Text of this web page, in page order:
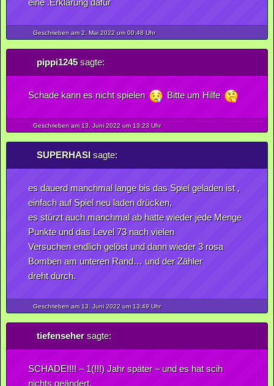
eine .Erklärung dafür
Geschrieben am 2. Mai2022um 00:48 Uhr
pippi1245sagte:
Schade kann es nicht spielen Bitte um Hilfe
Geschrieben am 13. Juni2022um 13:23 Uhr
SUPERHASIsagte:
es dauerd manchmal lange bis das Spiel geladen ist ,
einfach auf Spiel neu laden drücken,
es stürzt auch manchmal ab hatte wieder jede Menge
Punkte und das Level 73 nach vielen
Versuchen endlich gelöst und dann wieder 3 rosa
Bomben am unteren Rand… und der Zähler
dreht durch.
Geschrieben am 13. Juni2022um 13:49 Uhr
tiefensehersagte:
SCHADE!!!! – 1(!!!) Jahr später – und es hat scih
nichts geändert.